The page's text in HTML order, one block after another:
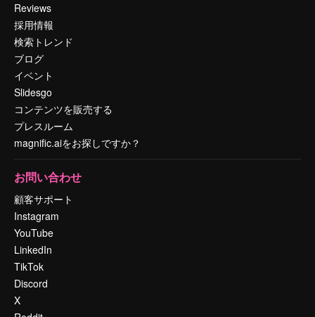
Reviews
採用情報
検索トレンド
ブログ
イベント
Slidesgo
コンテンツを販売する
プレスルーム
magnific.aiをお探しですか？
お問い合わせ
顧客サポート
Instagram
YouTube
LinkedIn
TikTok
Discord
X